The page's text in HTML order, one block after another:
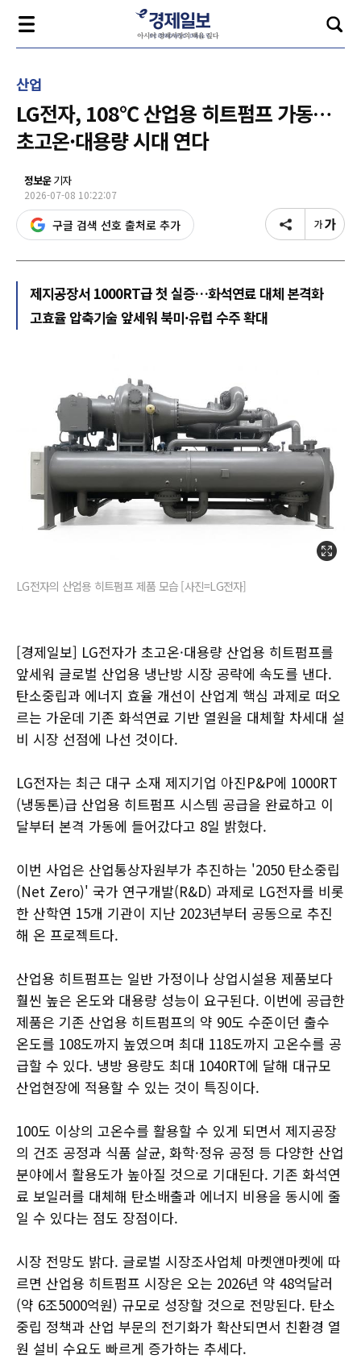
산업
LG전자, 108℃ 산업용 히트펌프 가동…
초고온·대용량 시대 연다
정보운기자
2026-07-08 10:22:07
구글 검색 선호 출처로 추가
제지공장서 1000RT급 첫 실증…화석연료 대체 본격화
고효율 압축기술 앞세워 북미·유럽 수주 확대
LG전자의 산업용 히트펌프 제품 모습 [사진=LG전자]
[경제일보] LG전자가 초고온·대용량 산업용 히트펌프를
앞세워 글로벌 산업용 냉난방 시장 공략에 속도를 낸다.
탄소중립과 에너지 효율 개선이 산업계 핵심 과제로 떠오
르는 가운데 기존 화석연료 기반 열원을 대체할 차세대 설
비 시장 선점에 나선 것이다.
LG전자는 최근 대구 소재 제지기업 아진P&P에 1000RT
(냉동톤)급 산업용 히트펌프 시스템 공급을 완료하고 이
달부터 본격 가동에 들어갔다고 8일 밝혔다.
이번 사업은 산업통상자원부가 추진하는 '2050 탄소중립
(Net Zero)' 국가 연구개발(R&D) 과제로 LG전자를 비롯
한 산학연 15개 기관이 지난 2023년부터 공동으로 추진
해 온 프로젝트다.
산업용 히트펌프는 일반 가정이나 상업시설용 제품보다
훨씬 높은 온도와 대용량 성능이 요구된다. 이번에 공급한
제품은 기존 산업용 히트펌프의 약 90도 수준이던 출수
온도를 108도까지 높였으며 최대 118도까지 고온수를 공
급할 수 있다. 냉방 용량도 최대 1040RT에 달해 대규모
산업현장에 적용할 수 있는 것이 특징이다.
100도 이상의 고온수를 활용할 수 있게 되면서 제지공장
의 건조 공정과 식품 살균, 화학·정유 공정 등 다양한 산업
분야에서 활용도가 높아질 것으로 기대된다. 기존 화석연
료 보일러를 대체해 탄소배출과 에너지 비용을 동시에 줄
일 수 있다는 점도 장점이다.
시장 전망도 밝다. 글로벌 시장조사업체 마켓앤마켓에 따
르면 산업용 히트펌프 시장은 오는 2026년 약 48억달러
(약 6조5000억원) 규모로 성장할 것으로 전망된다. 탄소
중립 정책과 산업 부문의 전기화가 확산되면서 친환경 열
원 설비 수요도 빠르게 증가하는 추세다.